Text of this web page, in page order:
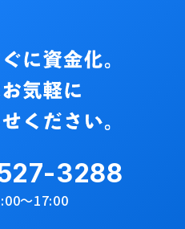
3288
〜17:00